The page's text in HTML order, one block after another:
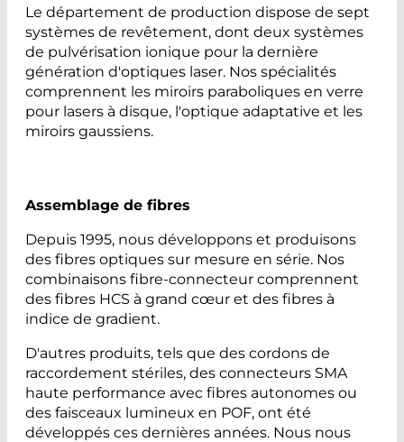
Le département de production dispose de sept
systèmes de revêtement, dont deux systèmes
de pulvérisation ionique pour la dernière
génération d'optiques laser. Nos spécialités
comprennent les miroirs paraboliques en verre
pour lasers à disque, l'optique adaptative et les
miroirs gaussiens.
Assemblage de fibres
Depuis 1995, nous développons et produisons
des fibres optiques sur mesure en série. Nos
combinaisons fibre-connecteur comprennent
des fibres HCS à grand cœur et des fibres à
indice de gradient.
D'autres produits, tels que des cordons de
raccordement stériles, des connecteurs SMA
haute performance avec fibres autonomes ou
des faisceaux lumineux en POF, ont été
développés ces dernières années. Nous nous